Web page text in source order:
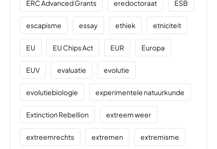
ERC Advanced Grants eredoctoraat ESB
escapisme essay ethiek etniciteit
EU EU Chips Act EUR Europa
EUV evaluatie evolutie
evolutiebiologie experimentele natuurkunde
Extinction Rebellion extreem weer
extreemrechts extremen extremisme